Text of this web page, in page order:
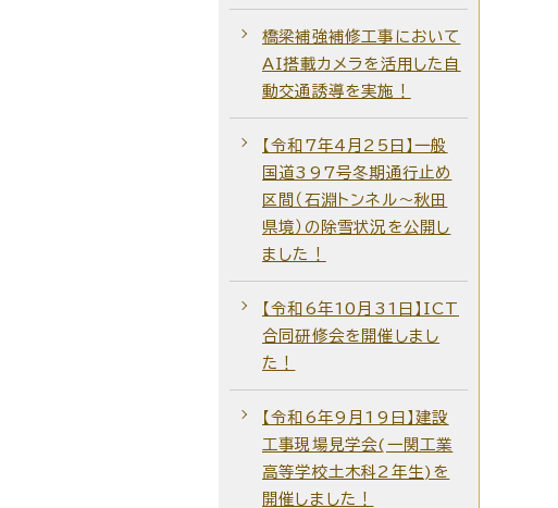
橋梁補強補修工事において
AI搭載カメラを活用した自
動交通誘導を実施！
【令和7年4月25日】一般
国道397号冬期通行止め
区間（石淵トンネル～秋田
県境）の除雪状況を公開し
ました！
【令和6年10月31日】ICT
合同研修会を開催しまし
た！
【令和6年9月19日】建設
工事現場見学会(一関工業
高等学校土木科2年生)を
開催しました！